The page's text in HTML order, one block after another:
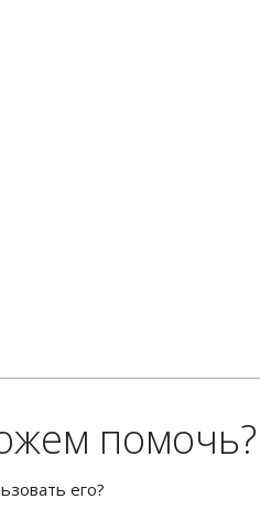
помочь?
его?